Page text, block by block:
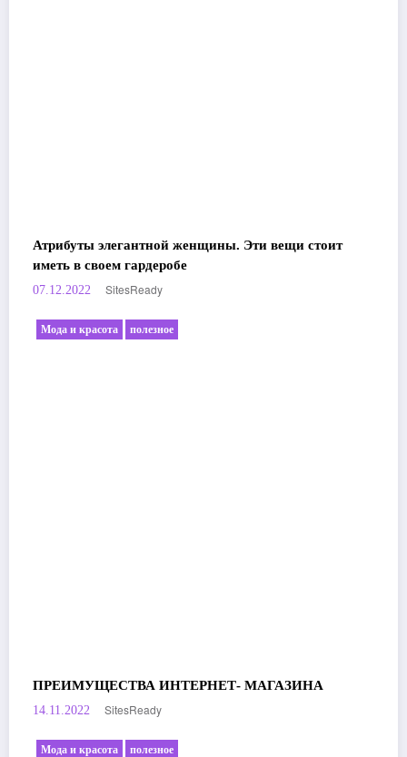
Атрибуты элегантной женщины. Эти вещи стоит
иметь в своем гардеробе
07.12.2022 SitesReady
Мода и красота полезное
ПРЕИМУЩЕСТВА ИНТЕРНЕТ- МАГАЗИНА
14.11.2022 SitesReady
Мода и красота полезное